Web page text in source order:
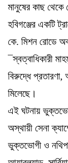
মানুষের কাছ থেকে
হবিগঞ্জের একটি
কে. মিশন রোডে
¯স্বত্বাধিকারী
বিরুদ্ধে প্রতারণা,
মিলেছে।
এই ঘটনায়
অস্থায়ী সেনা
ভুক্তভোগী ও